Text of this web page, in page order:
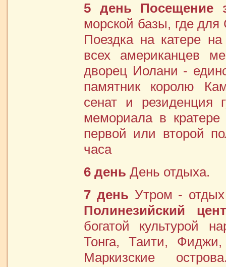
5 день
Посещение
морской базы, где
Поездка на катере
всех американцев
дворец Иолани -
памятник королю
сенат и резиденция
мемориала в
первой или второй
часа
6 день День отдыха.
7 день Утром -
Полинезийский
богатой культурой
Тонга, Таити,
Маркизские